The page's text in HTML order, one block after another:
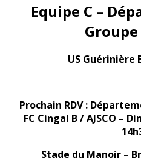
Equipe C –
Groupe
US Guérinière
Prochain RDV :
FC Cingal B / AJSCO –
Stade du Manoir –